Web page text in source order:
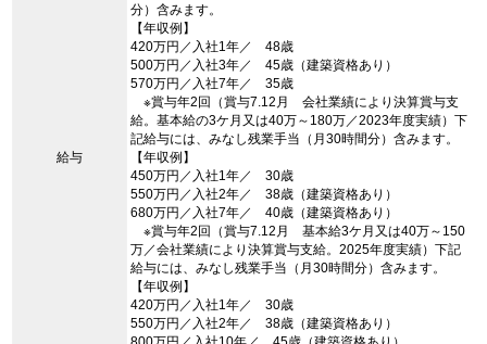
給与
分）含みます。
【年収例】
420万円／入社1年／ 48歳
500万円／入社3年／ 45歳（建築資格あり）
570万円／入社7年／ 35歳
※賞与年2回（賞与7.12月 会社業績により決算賞与支
給。基本給の3ケ月又は40万～180万／2023年度実績）下
記給与には、みなし残業手当（月30時間分）含みます。
【年収例】
450万円／入社1年／ 30歳
550万円／入社2年／ 38歳（建築資格あり）
680万円／入社7年／ 40歳（建築資格あり）
※賞与年2回（賞与7.12月 基本給3ケ月又は40万～150
万／会社業績により決算賞与支給。2025年度実績）下記
給与には、みなし残業手当（月30時間分）含みます。
【年収例】
420万円／入社1年／ 30歳
550万円／入社2年／ 38歳（建築資格あり）